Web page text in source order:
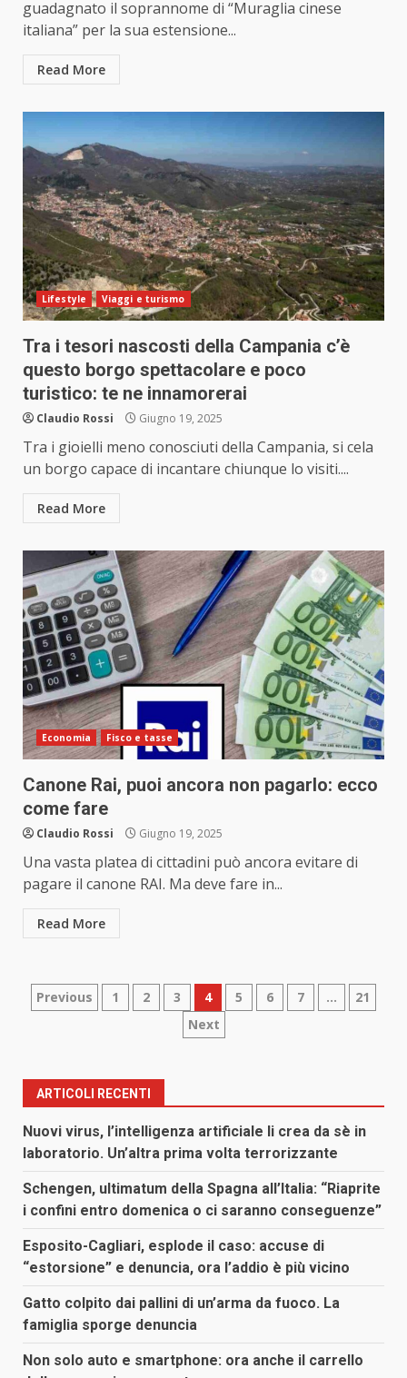
guadagnato il soprannome di “Muraglia cinese
italiana” per la sua estensione...
Read More
Lifestyle Viaggi e turismo
Tra i tesori nascosti della Campania c’è
questo borgo spettacolare e poco
turistico: te ne innamorerai
Claudio Rossi Giugno 19, 2025
Tra i gioielli meno conosciuti della Campania, si cela
un borgo capace di incantare chiunque lo visiti....
Read More
Economia Fisco e tasse
Canone Rai, puoi ancora non pagarlo: ecco
come fare
Claudio Rossi Giugno 19, 2025
Una vasta platea di cittadini può ancora evitare di
pagare il canone RAI. Ma deve fare in...
Read More
Paginazione
articoli
Previous 1 2 3 4 5 6 7 …
21
Next
ARTICOLI RECENTI
Nuovi virus, l’intelligenza artificiale li crea da sè in
laboratorio. Un’altra prima volta terrorizzante
Schengen, ultimatum della Spagna all’Italia: “Riaprite
i confini entro domenica o ci saranno conseguenze”
Esposito-Cagliari, esplode il caso: accuse di
“estorsione” e denuncia, ora l’addio è più vicino
Gatto colpito dai pallini di un’arma da fuoco. La
famiglia sporge denuncia
Non solo auto e smartphone: ora anche il carrello